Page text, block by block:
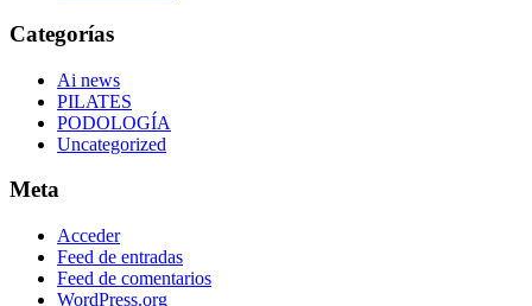
Categorías
Ai news
PILATES
PODOLOGÍA
Uncategorized
Meta
Acceder
Feed de entradas
Feed de comentarios
WordPress.org